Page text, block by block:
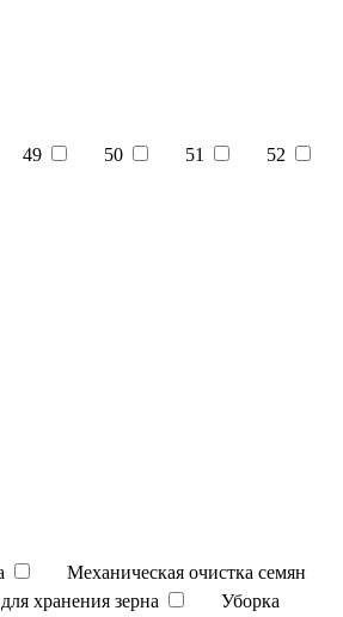
49 50 51
52
Механическая очистка семян
хранения зерна
Уборка